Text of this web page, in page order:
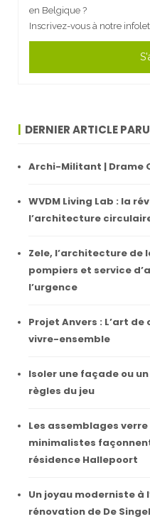
en Belgique ?
Inscrivez-vous à notre
DERNIER ARTICLE PARU
Archi-Militant | Drame
WVDM Living Lab : la
l’architecture
Zele, l’architecture de
pompiers et service
l’urgence
Projet Anvers : L’art
vivre-ensemble
Isoler une façade ou
règles du jeu
Les assemblages
minimalistes
résidence Hallepoort
Un joyau moderniste à
rénovation de De